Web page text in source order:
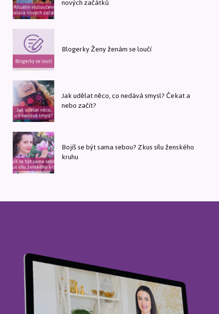
Blogerky Ženy ženám se loučí
Jak udělat něco, co nedává smysl? Čekat a
nebo začít?
Bojíš se být sama sebou? Zkus sílu ženského
kruhu